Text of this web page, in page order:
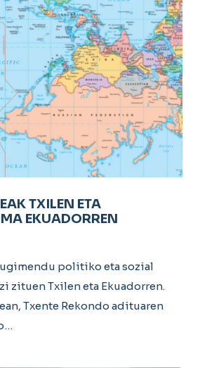
TXILEN ETA
EKUADORREN
politiko eta sozial
zituen Txilen eta Ekuadorren.
Txente Rekondo adituaren